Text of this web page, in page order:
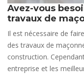
Avez-vous
travaux de
Il est nécessaire de
des travaux de
construction.
entreprise et les